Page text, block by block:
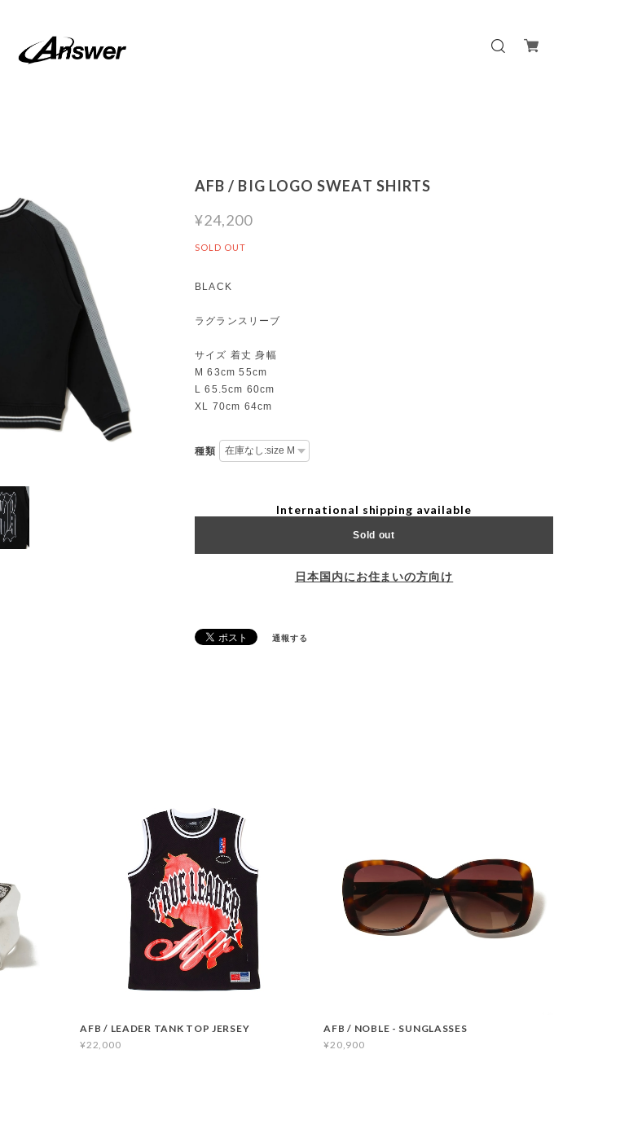
AFB / BIG LOGO SWEAT SHIRTS
¥24,200
SOLD OUT
BLACK
ラグランスリーブ
サイズ 着丈 身幅
M 63cm 55cm
L 65.5cm 60cm
XL 70cm 64cm
種類
International shipping available
Sold out
日本国内にお住まいの方向け
通報する
AFB / LEADER TANK TOP JERSEY
¥22,000
AFB / NOBLE - SUNGLASSES
¥20,900